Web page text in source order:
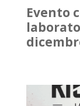
Evento